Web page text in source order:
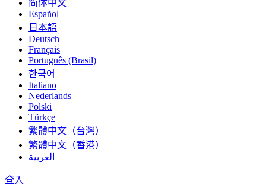
简体中文
Español
日本語
Deutsch
Français
Português (Brasil)
한국어
Italiano
Nederlands
Polski
Türkçe
繁體中文（台灣）
繁體中文（香港）
العربية
登入